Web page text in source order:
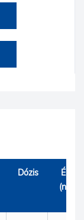
Dózis
É.V.I
(nap)